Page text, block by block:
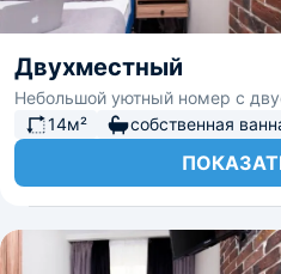
Двухместный
Небольшой уютный номер с
14м²
собственная